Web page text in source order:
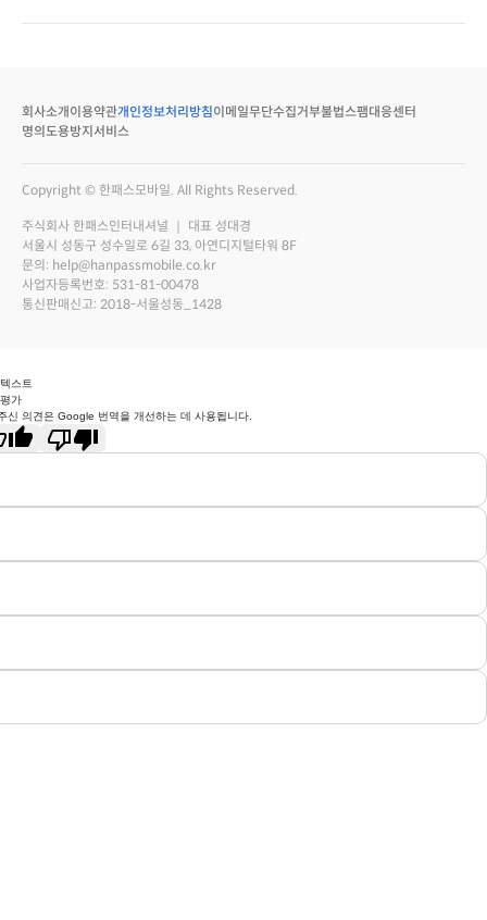
회사소개 이용약관개인정보처리방침이메일무단수집거부불법스팸대응센터
명의도용방지서비스
Copyright © 한패스모바일. All Rights Reserved.
주식회사 한패스인터내셔널 ｜ 대표 성대경
서울시 성동구 성수일로 6길 33, 아연디지털타워 8F
문의: help@hanpassmobile.co.kr
사업자등록번호: 531-81-00478
통신판매신고: 2018-서울성동_1428
스트
가
신 의견은 Google 번역을 개선하는 데 사용됩니다.